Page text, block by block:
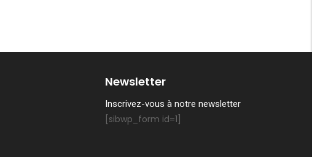
Newsletter
Inscrivez-vous à notre newsletter
[sibwp_form id=1]